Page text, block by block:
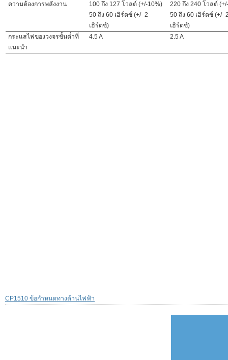
ความต้องการพลังงาน
100 ถึง 127 โวลต์ (+/-10%)
50 ถึง 60 เฮิร์ตซ์ (+/- 2
เฮิร์ตซ์)
220 ถึง 240 โวลต์
50 ถึง 60 เฮิร์ตซ์ (+/-
เฮิร์ตซ์)
กระแสไฟของวงจรขั้นต่ำที่
แนะนำ
4.5 A 2.5 A
CP1510 ข้อกำหนดทางด้านไฟฟ้า